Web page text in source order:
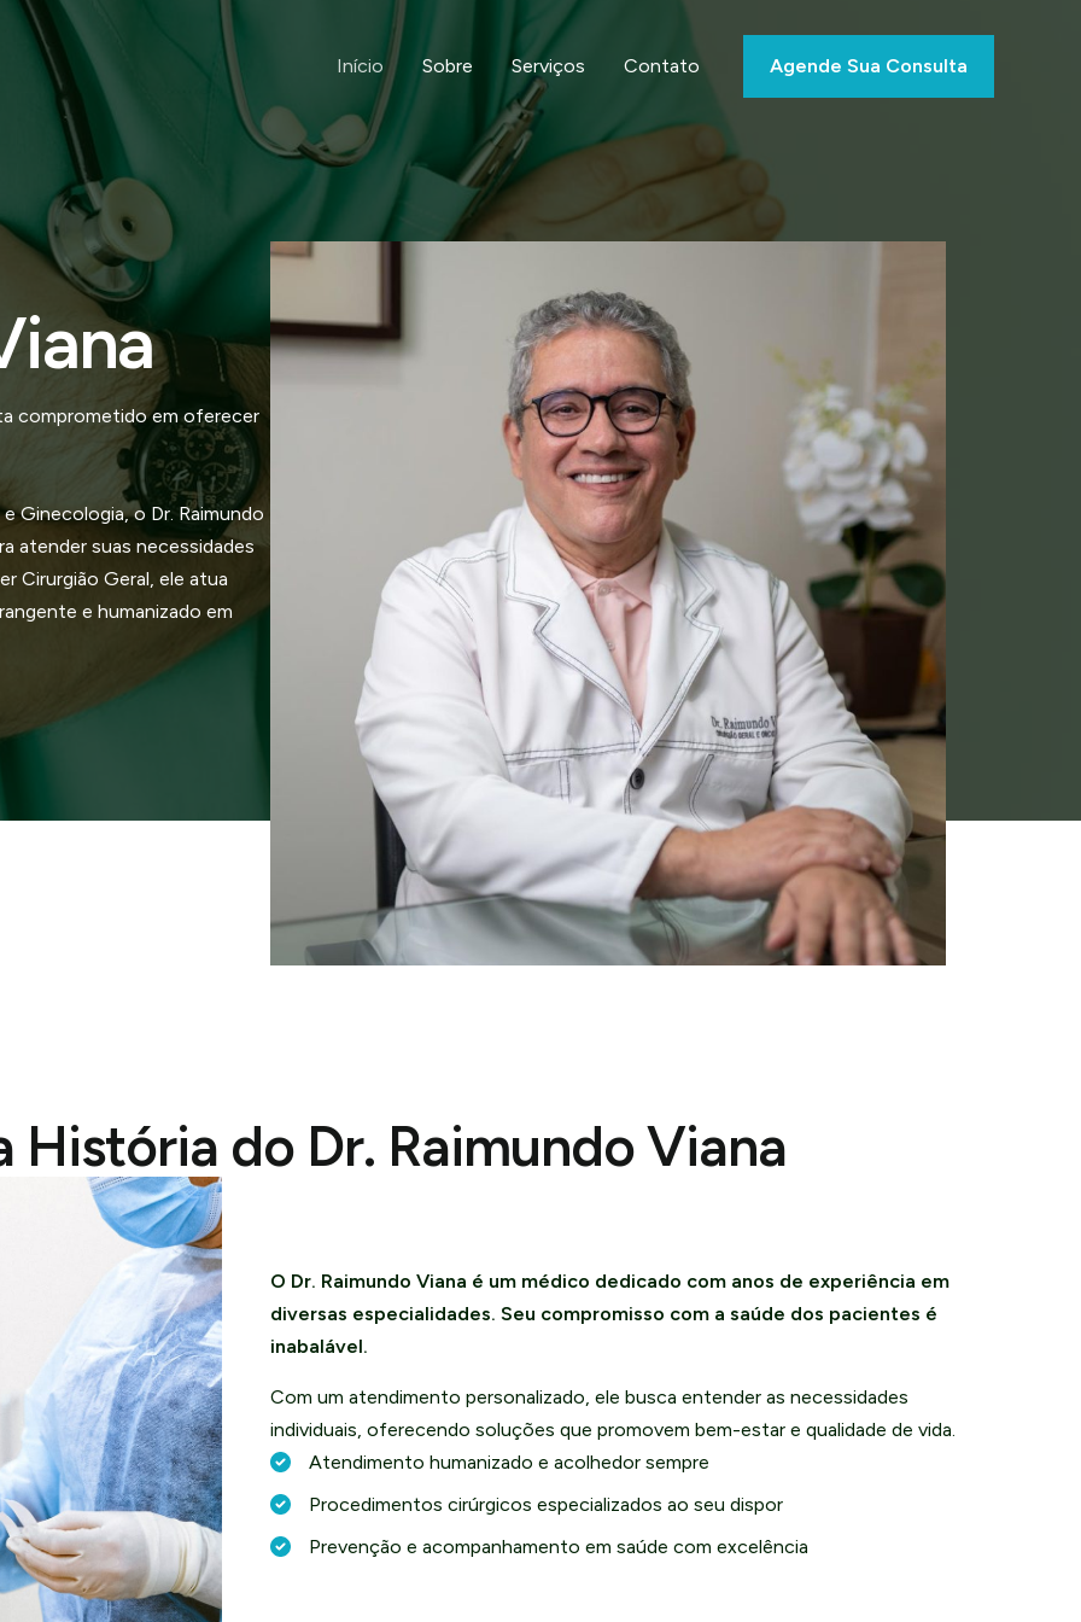
Início Sobre Serviços Contato Agende Sua Consulta
comprometido em oferecer
Ginecologia, o Dr. Raimundo
atender suas necessidades
Cirurgião Geral, ele atua
e humanizado em
História do Dr. Raimundo Viana
O Dr. Raimundo Viana é um médico dedicado com anos de experiência em
diversas especialidades. Seu compromisso com a saúde dos pacientes é
inabalável.
Com um atendimento personalizado, ele busca entender as necessidades
individuais, oferecendo soluções que promovem bem-estar e qualidade de vida.
Atendimento humanizado e acolhedor sempre
Procedimentos cirúrgicos especializados ao seu dispor
Prevenção e acompanhamento em saúde com excelência